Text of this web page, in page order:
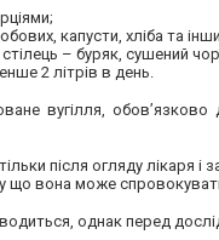
капусти, хліба та
– буряк, сушений
2 літрів в день.
вугілля,
після огляду
що вона може
однак перед